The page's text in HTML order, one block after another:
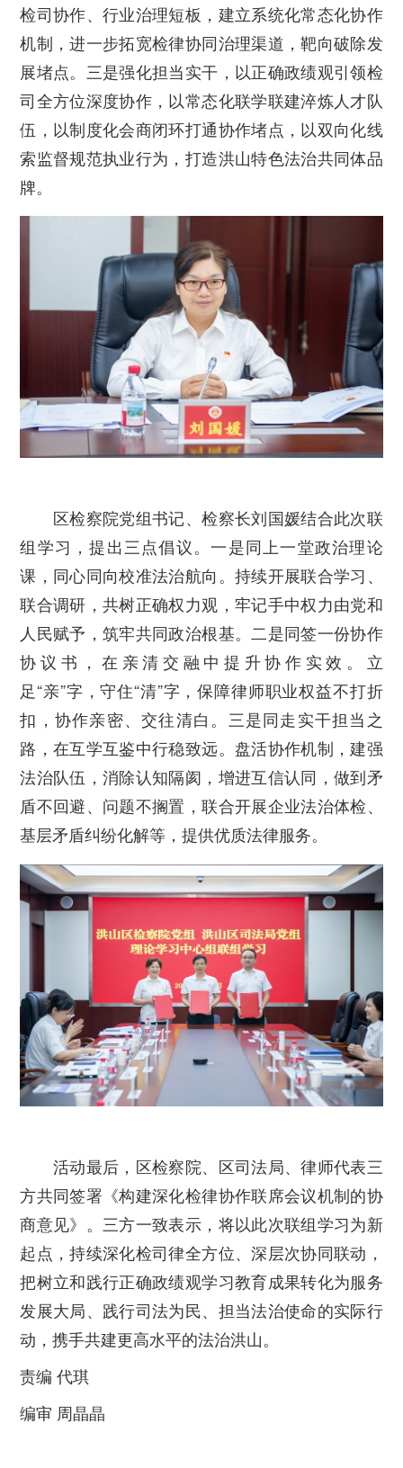
检司协作、行业治理短板，建立系统化常态化协作
机制，进一步拓宽检律协同治理渠道，靶向破除发
展堵点。三是强化担当实干，以正确政绩观引领检
司全方位深度协作，以常态化联学联建淬炼人才队
伍，以制度化会商闭环打通协作堵点，以双向化线
索监督规范执业行为，打造洪山特色法治共同体品
牌。
区检察院党组书记、检察长刘国媛结合此次联
组学习，提出三点倡议。一是同上一堂政治理论
课，同心同向校准法治航向。持续开展联合学习、
联合调研，共树正确权力观，牢记手中权力由党和
人民赋予，筑牢共同政治根基。二是同签一份协作
协议书，在亲清交融中提升协作实效。立
足“亲”字，守住“清”字，保障律师职业权益不打折
扣，协作亲密、交往清白。三是同走实干担当之
路，在互学互鉴中行稳致远。盘活协作机制，建强
法治队伍，消除认知隔阂，增进互信认同，做到矛
盾不回避、问题不搁置，联合开展企业法治体检、
基层矛盾纠纷化解等，提供优质法律服务。
活动最后，区检察院、区司法局、律师代表三
方共同签署《构建深化检律协作联席会议机制的协
商意见》。三方一致表示，将以此次联组学习为新
起点，持续深化检司律全方位、深层次协同联动，
把树立和践行正确政绩观学习教育成果转化为服务
发展大局、践行司法为民、担当法治使命的实际行
动，携手共建更高水平的法治洪山。
责编 代琪
编审 周晶晶